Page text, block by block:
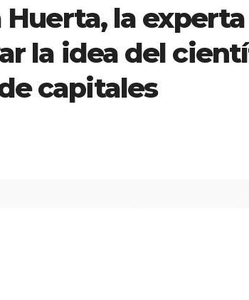
Huerta, la
la idea del
capitales